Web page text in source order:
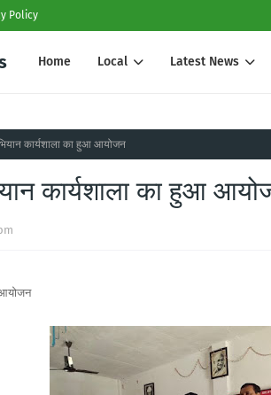
Policy
Home Local Latest News
कार्यशाला का हुआ आयोजन
कार्यशाला का हुआ
आयोजन